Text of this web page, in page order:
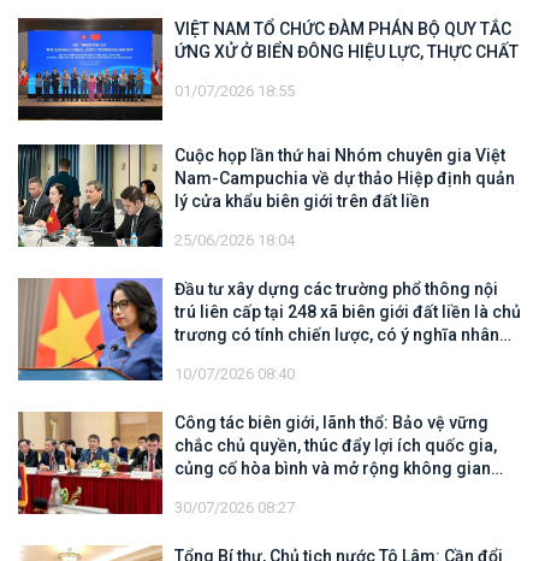
VIỆT NAM TỔ CHỨC ĐÀM PHÁN BỘ QUY TẮC
ỨNG XỬ Ở BIỂN ĐÔNG HIỆU LỰC, THỰC CHẤT
01/07/2026 18:55
Cuộc họp lần thứ hai Nhóm chuyên gia Việt
Nam-Campuchia về dự thảo Hiệp định quản
lý cửa khẩu biên giới trên đất liền
25/06/2026 18:04
Đầu tư xây dựng các trường phổ thông nội
trú liên cấp tại 248 xã biên giới đất liền là chủ
trương có tính chiến lược, có ý nghĩa nhân
10/07/2026 08:40
Công tác biên giới, lãnh thổ: Bảo vệ vững
chắc chủ quyền, thúc đẩy lợi ích quốc gia,
củng cố hòa bình và mở rộng không gian
30/07/2026 08:27
Tổng Bí thư, Chủ tịch nước Tô Lâm: Cần đổi